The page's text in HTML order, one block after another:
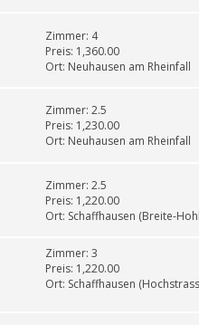
Zimmer: 4
Preis: 1,360.00
Ort: Neuhausen am Rheinfall
Zimmer: 2.5
Preis: 1,230.00
Ort: Neuhausen am Rheinfall
Zimmer: 2.5
Preis: 1,220.00
Ort: Schaffhausen (Breite-
Zimmer: 3
Preis: 1,220.00
Ort: Schaffhausen